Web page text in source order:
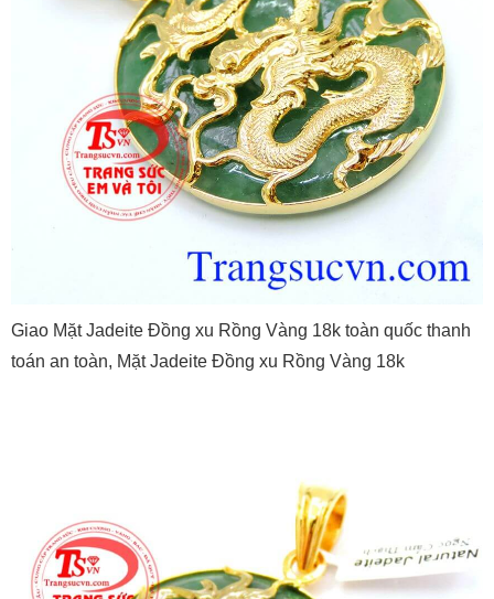
Giao Mặt Jadeite Đồng xu Rồng Vàng 18k toàn quốc thanh
toán an toàn, Mặt Jadeite Đồng xu Rồng Vàng 18k